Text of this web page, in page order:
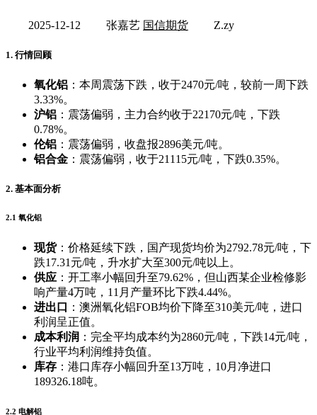
2025-12-12 张嘉艺 国信期货 Z.zy
1. 行情回顾
氧化铝 ：本周震荡下跌，收于2470元/吨，较前一周下跌
3.33%。
沪铝 ：震荡偏弱，主力合约收于22170元/吨，下跌
0.78%。
伦铝 ：震荡偏弱，收盘报2896美元/吨。
铝合金 ：震荡偏弱，收于21115元/吨，下跌0.35%。
2. 基本面分析
2.1 氧化铝
现货：价格延续下跌，国产现货均价为2792.78元/吨，下
跌17.31元/吨，升水扩大至300元/吨以上。
供应 ：开工率小幅回升至79.62%，但山西某企业检修影
响产量4万吨，11月产量环比下跌4.44%。
进出口
：澳洲氧化铝FOB均价下降至310美元/吨，进口
利润呈正值。
成本利润 ：完全平均成本约为2860元/吨，下跌14元/吨，
行业平均利润维持负值。
库存 ：港口库存小幅回升至13万吨，10月净进口
189326.18吨。
2.2 电解铝